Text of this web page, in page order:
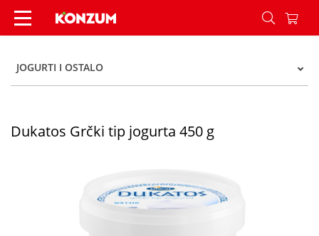
Dukatos Grčki tip jogurta 450 g - Konzum
JOGURTI I OSTALO
Dukatos Grčki tip jogurta 450 g